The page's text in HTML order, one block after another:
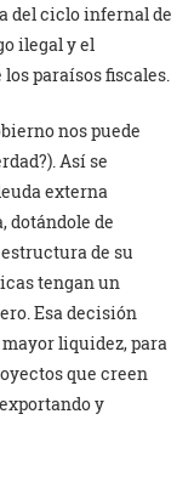
del ciclo infernal de
ilegal y el
paraísos fiscales.
nos puede
Así se
externa
dotándole de
de su
tengan un
Esa decisión
liquidez, para
que creen
y